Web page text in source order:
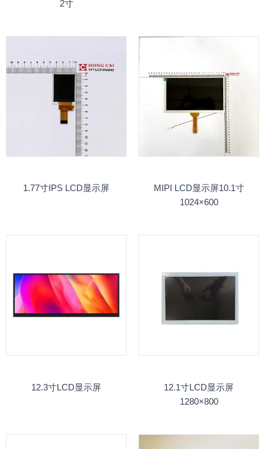
2寸
1.77寸IPS LCD显示屏
MIPI LCD显示屏10.1寸
1024×600
12.3寸LCD显示屏
12.1寸LCD显示屏
1280×800